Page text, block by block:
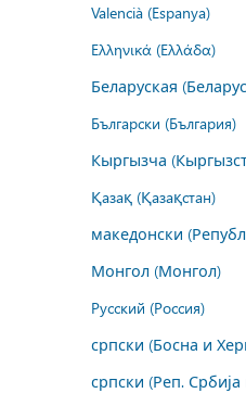
Valencià (Espanya)
Ελληνικά (Ελλάδα)
Беларуская
Български (България)
Кыргызча
Қазақ (Қазақстан)
македонски
Монгол (Монгол)
Русский (Россия)
српски (Босна и
српски (Реп.